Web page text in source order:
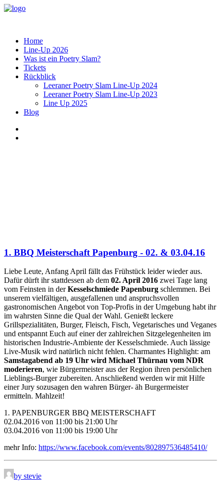
Home
Line-Up 2026
Was ist ein Poetry Slam?
Tickets
Rückblick
Leeraner Poetry Slam Line-Up 2024
Leeraner Poetry Slam Line-Up 2023
Line Up 2025
Blog
1. BBQ Meisterschaft Papenburg - 02. & 03.04.16
Liebe Leute, Anfang April fällt das Frühstück leider wieder aus.
Dafür dürft ihr stattdessen ab dem 02. April 2016 zwei Tage lang
vom Feinsten in derKesselschmiede Papenburg schlemmen. Bei
unserem vielfältigen, ausgefallenen und anspruchsvollen
gastronomischen Angebot von Top-Profis in der Umgebung habt ihr
im wahrsten Sinne die Qual der Wahl. Genießt leckere
Grillspezialitäten, Burger, Fleisch, Fisch, Vegetarisches und Veganes
und entspannt Euch auf einer der zahlreichen Sitzgelegenheiten im
historischen Industrie-Ambiente der Kesselschmiede. Auch lässige
Live-Musik wird natürlich nicht fehlen. Charmantes Highlight: am
Samstagabend ab 19 Uhr wird Michael Thürnau vom NDR
moderieren, wie Bürgermeister aus der Region ihren persönlichen
Lieblings-Burger zubereiten. Anschließend werden wir mit Hilfe
einer Jury sozusagen den wahren Bürger- äh Burgermeister
ermitteln. Mahlzeit!
1. PAPENBURGER BBQ MEISTERSCHAFT
02.04.2016 von 11:00 bis 21:00 Uhr
03.04.2016 von 11:00 bis 19:00 Uhr
mehr Info: https://www.facebook.com/events/802897536485410/
by stevie